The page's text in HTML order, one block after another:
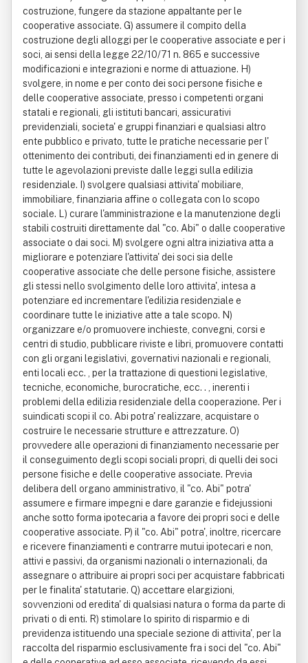
costruzione, fungere da stazione appaltante per le
cooperative associate. G) assumere il compito della
costruzione degli alloggi per le cooperative associate e per i
soci, ai sensi della legge 22/10/71 n. 865 e successive
modificazioni e integrazioni e norme di attuazione. H)
svolgere, in nome e per conto dei soci persone fisiche e
delle cooperative associate, presso i competenti organi
statali e regionali, gli istituti bancari, assicurativi
previdenziali, societa' e gruppi finanziari e qualsiasi altro
ente pubblico e privato, tutte le pratiche necessarie per l'
ottenimento dei contributi, dei finanziamenti ed in genere di
tutte le agevolazioni previste dalle leggi sulla edilizia
residenziale. I) svolgere qualsiasi attivita' mobiliare,
immobiliare, finanziaria affine o collegata con lo scopo
sociale. L) curare l'amministrazione e la manutenzione degli
stabili costruiti direttamente dal "co. Abi" o dalle cooperative
associate o dai soci. M) svolgere ogni altra iniziativa atta a
migliorare e potenziare l'attivita' dei soci sia delle
cooperative associate che delle persone fisiche, assistere
gli stessi nello svolgimento delle loro attivita', intesa a
potenziare ed incrementare l'edilizia residenziale e
coordinare tutte le iniziative atte a tale scopo. N)
organizzare e/o promuovere inchieste, convegni, corsi e
centri di studio, pubblicare riviste e libri, promuovere contatti
con gli organi legislativi, governativi nazionali e regionali,
enti locali ecc. , per la trattazione di questioni legislative,
tecniche, economiche, burocratiche, ecc. . , inerenti i
problemi della edilizia residenziale della cooperazione. Per i
suindicati scopi il co. Abi potra' realizzare, acquistare o
costruire le necessarie strutture e attrezzature. O)
provvedere alle operazioni di finanziamento necessarie per
il conseguimento degli scopi sociali propri, di quelli dei soci
persone fisiche e delle cooperative associate. Previa
delibera dell organo amministrativo, il "co. Abi" potra'
assumere e firmare impegni e dare garanzie e fidejussioni
anche sotto forma ipotecaria a favore dei propri soci e delle
cooperative associate. P) il "co. Abi" potra', inoltre, ricercare
e ricevere finanziamenti e contrarre mutui ipotecari e non,
attivi e passivi, da organismi nazionali o internazionali, da
assegnare o attribuire ai propri soci per acquistare fabbricati
per le finalita' statutarie. Q) accettare elargizioni,
sovvenzioni od eredita' di qualsiasi natura o forma da parte di
privati o di enti. R) stimolare lo spirito di risparmio e di
previdenza istituendo una speciale sezione di attivita', per la
raccolta del risparmio esclusivamente fra i soci del "co. Abi"